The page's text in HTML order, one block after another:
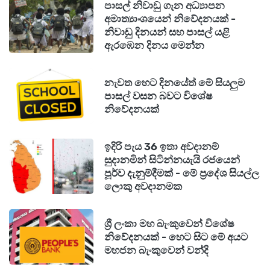
පුද්ගලයින් හත් දෙනෙකු හෝ අට දෙනෙකු මිය යන
බවත්, 2026 දී ජාතික අනතුරු වැළැක්වීමේ
වැඩසටහනක් ක්‍රියාත්මක කරන බවත්ය.
2026 පළමු දින 22 තුළ මත්ද්‍රව්‍ය භාවිතය
සම්බන්ධයෙන් රියදුරන් 480 දෙනෙකු අත්අඩංගුවට
ගත් බවත්, එම කාලය තුළම අනතුරු 135 ක් වාර්තා
වූ බවත්ය. රජය කෙල මත පදනම් වූ පරීක්ෂණ ඇතුළු
පරීක්ෂණ ක්‍රම ශක්තිමත් කරන බවත්, අවශ්‍ය නම්
මත්ද්‍රව්‍ය දුර්වල රිය පැදවීමට එරෙහිව දැඩි ක්‍රියාමාර්ග
ගැනීමට නීති සංශෝධනය කරන බවත් විජේපාල
මහතා පැවසීය.
රජයේ ජාතික මත්ද්‍රව්‍ය වැළැක්වීමේ වැඩසටහනේ
අරමුණ වන්නේ විනයගරුක සහ වෘත්තීය ප්‍රවාහන
පාසල් නිවාඩු ගැන අධ්‍යාපන
අමාත්‍යාංශයෙන් නිවේදනයක් -
නිවාඩු දිනයන් සහ පාසල් යළි
ඇරඹෙන දිනය මෙන්න
නැවත හෙට දිනයේත් මේ සියලුම
පාසල් වසන බවට විශේෂ
නිවේදනයක්
ඉදිරි පැය 36 ඉතා අවදානම්
සුදානමින් සිටින්නයැයි රජයෙන්
පූර්ව දැනුම්දීමක් - මේ ප්‍රදේශ සියල්ල
ලොකු අවදානමක
ශ්‍රී ලංකා මහ බැංකුවෙන් විශේෂ
නිවේදනයක් - හෙට සිට මේ අයට
මහජන බැංකුවෙන් වන්දි